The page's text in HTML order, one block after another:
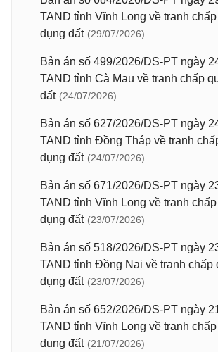
TAND tỉnh Vĩnh Long về tranh
dụng đất (29/07/2026)
Bản án số 499/2026/DS-PT ngày
TAND tỉnh Cà Mau về tranh chấp
đất (24/07/2026)
Bản án số 627/2026/DS-PT ngày
TAND tỉnh Đồng Tháp về tranh
dụng đất (24/07/2026)
Bản án số 671/2026/DS-PT ngày
TAND tỉnh Vĩnh Long về tranh
dụng đất (23/07/2026)
Bản án số 518/2026/DS-PT ngày
TAND tỉnh Đồng Nai về tranh chấp
dụng đất (23/07/2026)
Bản án số 652/2026/DS-PT ngày
TAND tỉnh Vĩnh Long về tranh
dụng đất (21/07/2026)